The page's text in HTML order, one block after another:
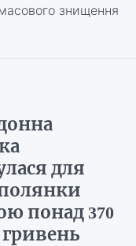
знищення
для
понад 370